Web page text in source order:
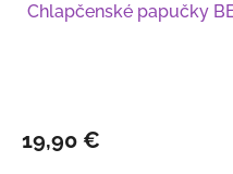
Chlapčenské papučky
19,90 €